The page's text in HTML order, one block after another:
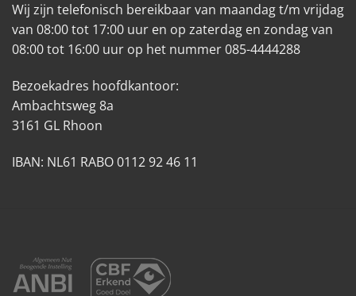
Wij zijn telefonisch bereikbaar van maandag t/m vrijdag
van 08:00 tot 17:00 uur en op zaterdag en zondag van
08:00 tot 16:00 uur op het nummer 085-4444288
Bezoekadres hoofdkantoor:
Ambachtsweg 8a
3161 GL Rhoon
IBAN: NL61 RABO 0112 92 46 11